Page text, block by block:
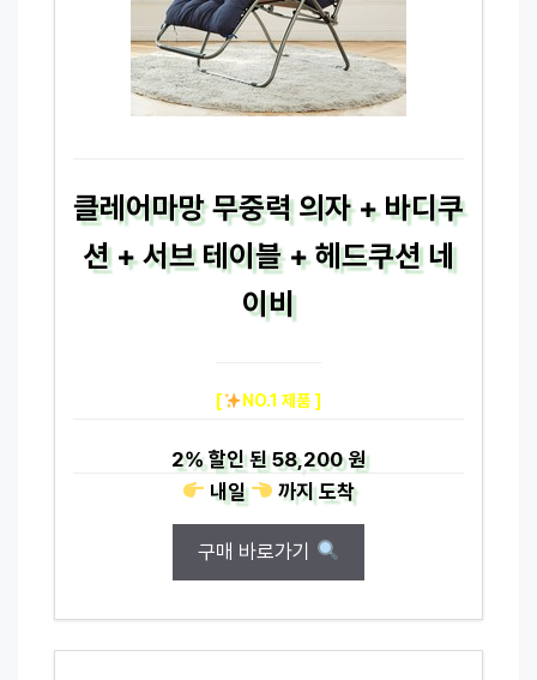
클레어마망 무중력 의자 + 바디쿠
션 + 서브 테이블 + 헤드쿠션 네
이비
[ NO.1 제품 ]
2%할인 된58,200 원
내일
까지도착
구매 바로가기